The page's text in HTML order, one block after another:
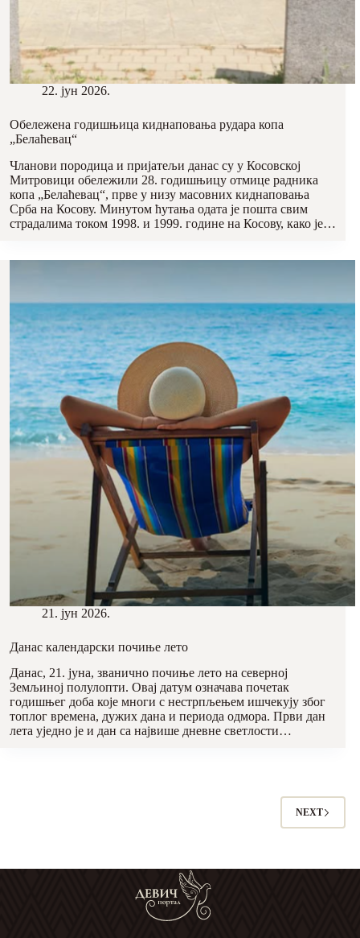
22. јун 2026.
Обележена годишњица киднаповања рудара копа
„Белаћевац“
Чланови породица и пријатељи данас су у Косовској
Митровици обележили 28. годишњицу отмице радника
копа „Белаћевац“, прве у низу масовних киднаповања
Срба на Косову. Минутом ћутања одата је пошта свим
страдалима током 1998. и 1999. године на Косову, како је…
21. јун 2026.
Данас календарски почиње лето
Данас, 21. јуна, званично почиње лето на северној
Земљиној полулопти. Овај датум означава почетак
годишњег доба које многи с нестрпљењем ишчекују због
топлог времена, дужих дана и периода одмора. Први дан
лета уједно је и дан са највише дневне светлости…
NEXT